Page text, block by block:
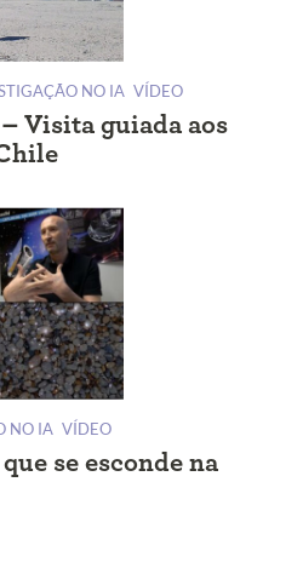
NO IA VÍDEO
Visita guiada aos
NO IA VÍDEO
se esconde na